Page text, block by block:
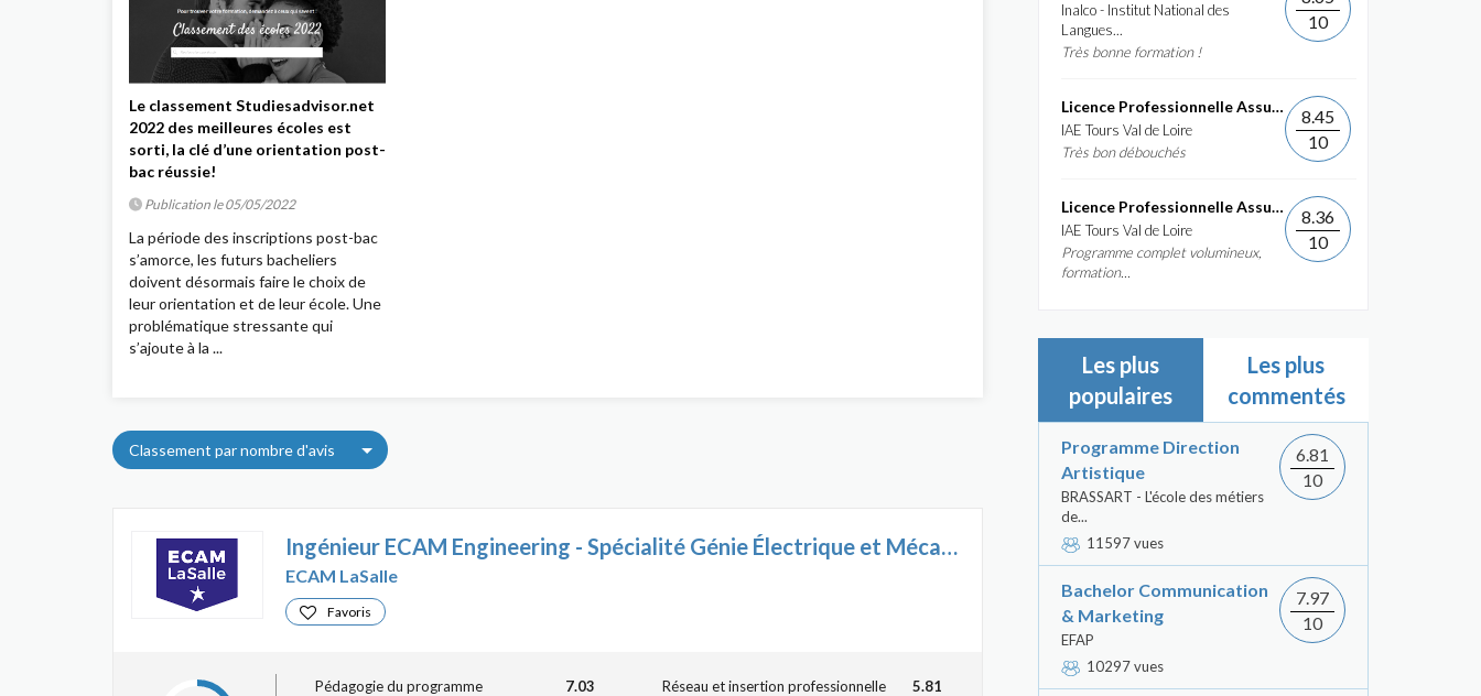
Le classement Studiesadvisor.net
2022 des meilleures écoles est
sorti, la clé d’une orientation post-
bac réussie!
Publication le 05/05/2022
La période des inscriptions post-bac
s’amorce, les futurs bacheliers
doivent désormais faire le choix de
leur orientation et de leur école. Une
problématique stressante qui
s’ajoute à la ...
Classement par nombre d'avis
Ingénieur ECAM Engineering - Spécialité Génie Électrique et Mécanique
ECAM LaSalle
Favoris
Pédagogie du programme 7.03 Réseau et insertion professionnelle 5.81
Inalco - Institut National des
Langues...
Très bonne formation !
10
Licence Professionnelle Assurance, banque, finance :...
IAE Tours Val de Loire
Très bon débouchés
8.45
10
Licence Professionnelle Assurance, banque, finance :...
IAE Tours Val de Loire
Programme complet volumineux,
formation...
8.36
10
Les plus
populaires
Les plus
commentés
Programme Direction
Artistique
BRASSART - L'école des métiers
de...
11597 vues
6.81
10
Bachelor Communication
& Marketing
EFAP
10297 vues
7.97
10